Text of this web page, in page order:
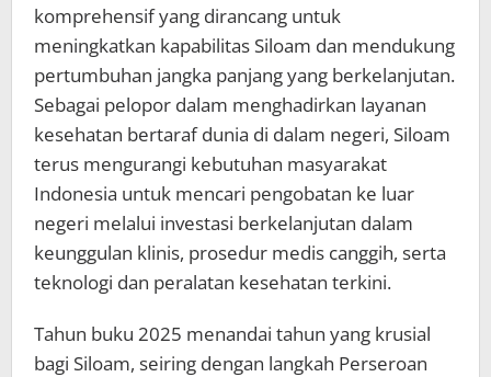
komprehensif yang dirancang untuk
meningkatkan kapabilitas Siloam dan mendukung
pertumbuhan jangka panjang yang berkelanjutan.
Sebagai pelopor dalam menghadirkan layanan
kesehatan bertaraf dunia di dalam negeri, Siloam
terus mengurangi kebutuhan masyarakat
Indonesia untuk mencari pengobatan ke luar
negeri melalui investasi berkelanjutan dalam
keunggulan klinis, prosedur medis canggih, serta
teknologi dan peralatan kesehatan terkini.
Tahun buku 2025 menandai tahun yang krusial
bagi Siloam, seiring dengan langkah Perseroan